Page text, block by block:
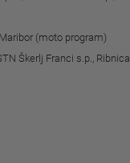
(moto program)
Škerlj Franci s.p., Ribnica